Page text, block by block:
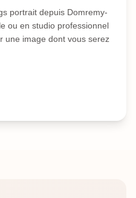
portrait depuis Domremy-
ou en studio professionnel
une image dont vous serez